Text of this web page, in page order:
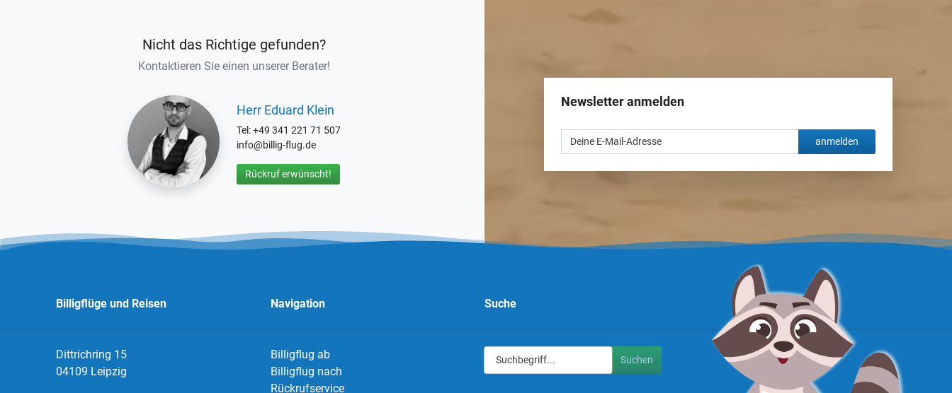
Nicht das Richtige gefunden?
Kontaktieren Sie einen unserer Berater!
Herr Eduard Klein
Tel: +49 341 221 71 507
info@billig-flug.de
Rückruf erwünscht!
Newsletter anmelden
anmelden
Billigflüge und Reisen
Dittrichring 15
04109 Leipzig
Navigation
Billigflug ab
Billigflug nach
Rückrufservice
Suche
Suchen